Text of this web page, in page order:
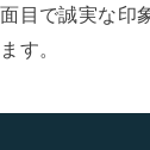
目で誠実な印
す。